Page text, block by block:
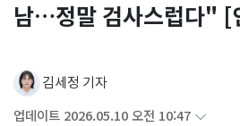
남…정말 검사스럽다" [
김세정 기자
업데이트 2026.05.10 오전 10:47